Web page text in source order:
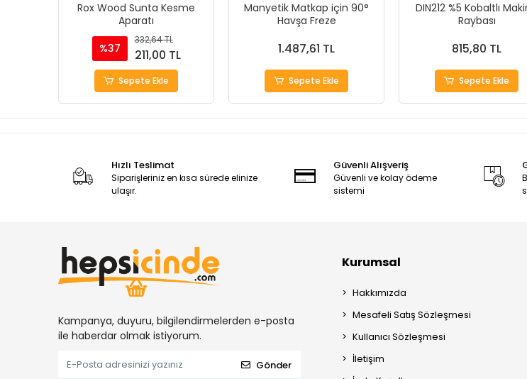
Rox Wood Sunta Kesme
Aparatı
%37
332,64 TL
211,00 TL
Sepete Ekle
Manyetik Matkap için 90°
Havşa Freze
1.487,61 TL
Sepete Ekle
DIN212 %5 Kobaltlı
Raybası
815,80 TL
Sepete Ekle
Hızlı Teslimat
Siparişleriniz en kısa sürede elinize
ulaşır.
Güvenli Alışveriş
Güvenli ve kolay ödeme
sistemi
Kampanya, duyuru, bilgilendirmelerden e-posta
ile haberdar olmak istiyorum.
Gönder
Kurumsal
Hakkımızda
Mesafeli Satış Sözleşmesi
Kullanıcı Sözleşmesi
İletişim